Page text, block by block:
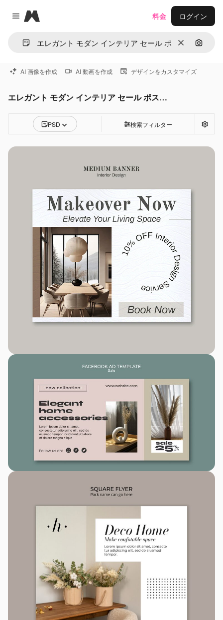
Close menu
Magnific
消去 画像で
料金 ログイン
AI 画像を作成 AI 動画を作成 デザインをカスタマイズ
エレガント モダン インテリア セール ポストPSD
PSD 検索フィルター